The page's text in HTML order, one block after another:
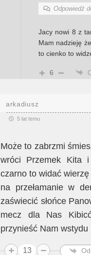
Odpowiedź
Jacy nowi 8 z
Mam nadzieję
to cienko to
6
arkadiusz
5 lat temu
Może to zabrzmi
wróci Przemek Kita
czarno to widać
na przełamanie w
zaświecić słońce
mecz dla Nas
przynieść Nam
13